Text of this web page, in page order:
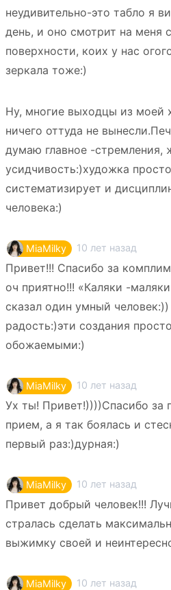
неудивительно-это табло я
день, и оно смотрит на
поверхности, коих у нас
зеркала тоже:)
Ну, многие выходцы из моей
ничего оттуда не
думаю главное -стремления,
усидчивость:)художка
систематизирует и
человека:)
MiaMilky 10 лет назад
Привет!!! Спасибо за
оч приятно!!! «Каляки -
сказал один умный
радость:)эти создания
обожаемыми:)
MiaMilky 10 лет назад
Ух ты! Привет!))))Спасибо за
прием, а я так боялась и
первый раз:)дурная:)
MiaMilky 10 лет назад
Привет добрый человек!!!
стралась сделать
выжимку своей и
MiaMilky 10 лет назад